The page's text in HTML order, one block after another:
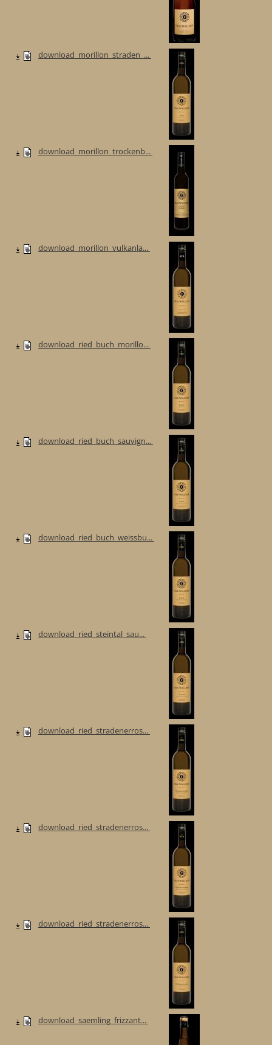
download_morillon_straden_...
download_morillon_trockenb...
download_morillon_vulkanla...
download_ried_buch_morillo...
download_ried_buch_sauvign...
download_ried_buch_weissbu...
download_ried_steintal_sau...
download_ried_stradenerros...
download_ried_stradenerros...
download_ried_stradenerros...
download_saemling_frizzant...